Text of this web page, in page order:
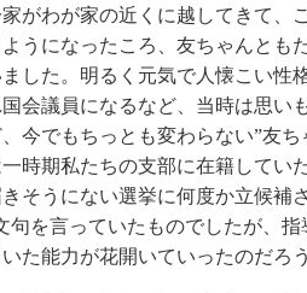
がわが家の近くに越してきて、
うになったころ、友ちゃんとも
した。明るく元気で人懐こい性
会議員になるなど、当時は思い
今でもちっとも変わらない”友
時期私たちの支部に在籍してい
そうにない選挙に何度か立候補
句を言っていたものでしたが、
た能力が花開いていったのだろ